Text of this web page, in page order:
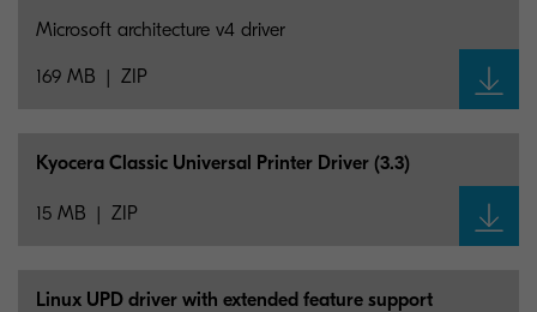
169 MB ZIP
Microsoft architecture v4 driver
Kyocera Classic Universal Printer Driver (3.3)
15 MB ZIP
Linux UPD driver with extended feature support